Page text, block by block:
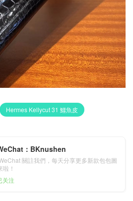
Hermes Kellycut 31 鱷魚皮
：BKnushen
關註我們，每天分享更多新款包包圖
啦！
关注